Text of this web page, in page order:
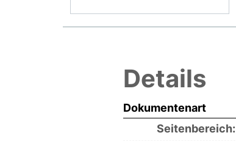
Details
Dokumentenart
Seitenbereich: